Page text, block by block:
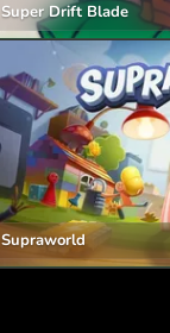
Super Drift Blade
Supraworld